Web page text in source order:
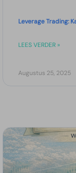
Leverage Trading:
LEES VERDER »
Augustus 25, 2025